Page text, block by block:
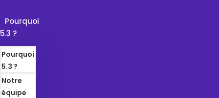
Pourquoi
5.3 ?
Pourquoi
5.3 ?
Notre
équipe